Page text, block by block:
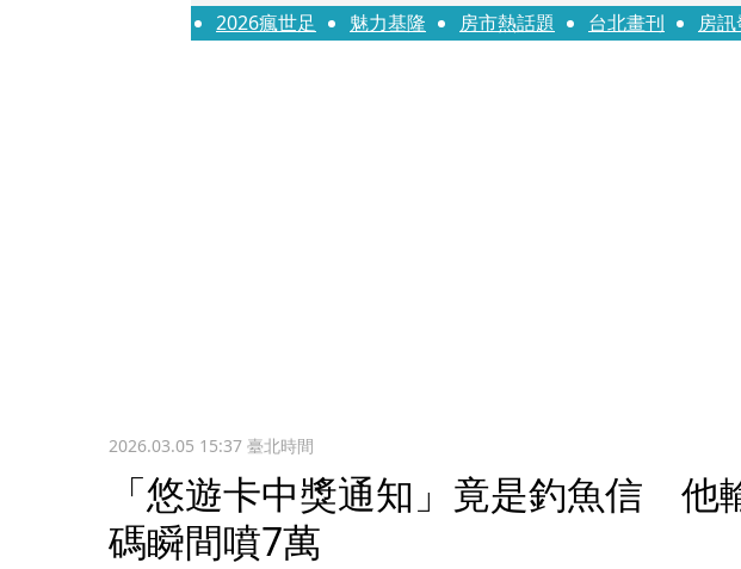
快訊
狠詐慈濟10.6億！神鬼律師陳昱瑄「親接機BNT抵
2026瘋世足 魅力基隆 房市熱話題 台北畫刊 房
2026.03.05 15:37臺北時間
「悠遊卡中獎通知」竟是釣魚信 他
碼瞬間噴7萬